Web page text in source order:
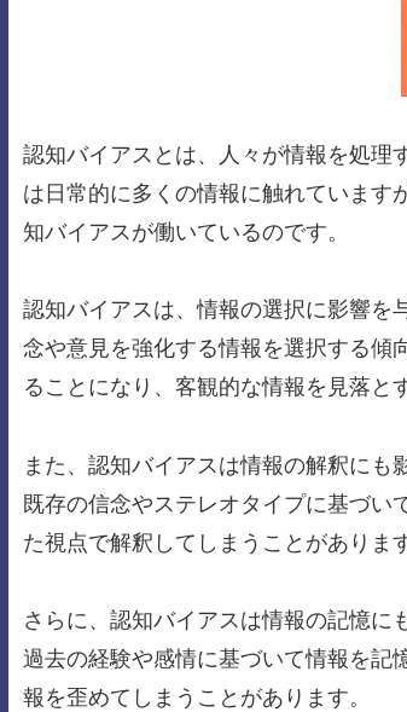
認知バイアスとは、人々が情報を処理
は日常的に多くの情報に触れています
知バイアスが働いているのです。
認知バイアスは、情報の選択に影響を
念や意見を強化する情報を選択する傾
ることになり、客観的な情報を見落と
また、認知バイアスは情報の解釈にも
既存の信念やステレオタイプに基づい
た視点で解釈してしまうことがあります
さらに、認知バイアスは情報の記憶に
過去の経験や感情に基づいて情報を記
報を歪めてしまうことがあります。